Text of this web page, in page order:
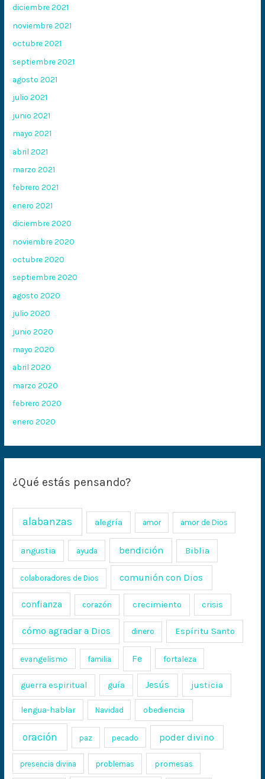
diciembre 2021
noviembre 2021
octubre 2021
septiembre 2021
agosto 2021
julio 2021
junio 2021
mayo 2021
abril 2021
marzo 2021
febrero 2021
enero 2021
diciembre 2020
noviembre 2020
octubre 2020
septiembre 2020
agosto 2020
julio 2020
junio 2020
mayo 2020
abril 2020
marzo 2020
febrero 2020
enero 2020
¿Qué estás pensando?
alabanzas alegría amor amor de Dios
angustia ayuda bendición Biblia
colaboradores de Dios comunión con Dios
confianza corazón crecimiento crisis
cómo agradar a Dios dinero Espíritu Santo
evangelismo familia Fe fortaleza
guerra espiritual guía Jesús justicia
lengua-hablar Navidad obediencia
oración paz pecado poder divino
presencia divina problemas promesas